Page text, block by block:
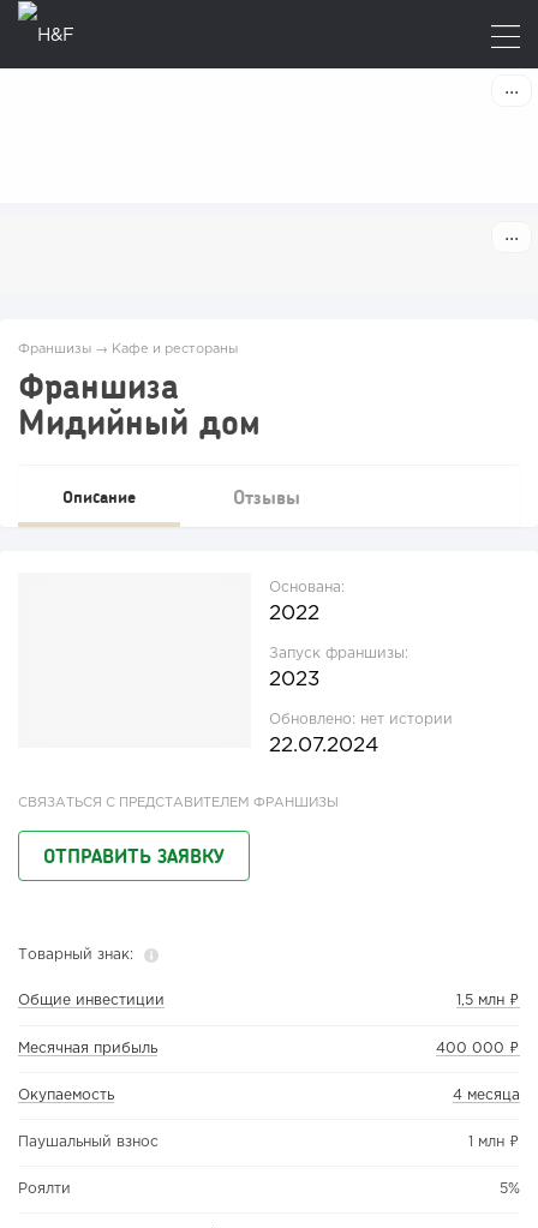
Франшизы → Кафе и рестораны
Франшиза
Мидийный дом
Описание Отзывы
Основана:
2022
Запуск франшизы:
2023
Обновлено: нет истории
22.07.2024
СВЯЗАТЬСЯ С ПРЕДСТАВИТЕЛЕМ ФРАНШИЗЫ
ОТПРАВИТЬ ЗАЯВКУ
Товарный знак:
Общие инвестиции 1,5 млн ₽
Месячная прибыль 400 000 ₽
Окупаемость 4 месяца
Паушальный взнос 1 млн ₽
Роялти 5%